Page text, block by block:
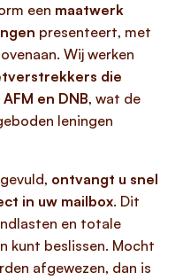
een maatwerk
presenteert, met
Wij werken
die
en DNB, wat de
leningen
ontvangt u snel
in uw mailbox. Dit
en totale
kunt beslissen. Mocht
afgewezen, dan is